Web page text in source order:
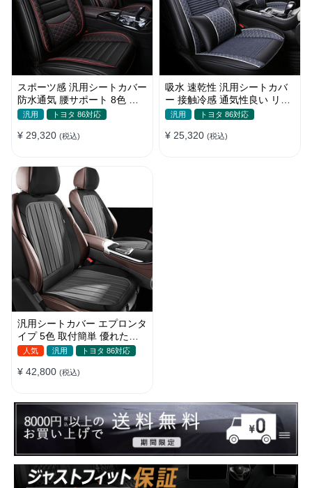
スポーツ感 汎用シートカバー
防水通気 腰サポート 8色 耐
摩耗性 おしゃれ 全席セット
汎用 トヨタ 86対応
¥ 29,320 (税込)
吸水 速乾性 汎用シートカバ
ー 接触冷感 通気性良い リネ
ン 耐久性 おしゃれ 全席セッ
汎用 トヨタ 86対応
¥ 25,320 (税込)
汎用シートカバー エプロンタ
イプ 5色 取付簡単 優れた耐
摩耗性 おしゃれ 軽/普自動車
人気 汎用 トヨタ 86対応
¥ 42,800 (税込)